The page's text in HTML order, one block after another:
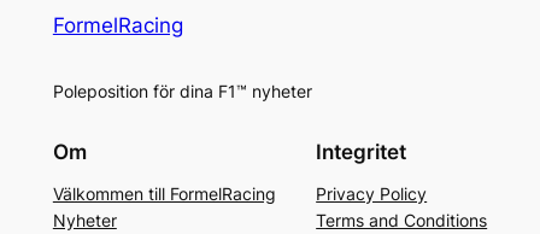
FormelRacing
Poleposition för dina F1™ nyheter
Om
Välkommen till FormelRacing
Nyheter
Integritet
Privacy Policy
Terms and Conditions